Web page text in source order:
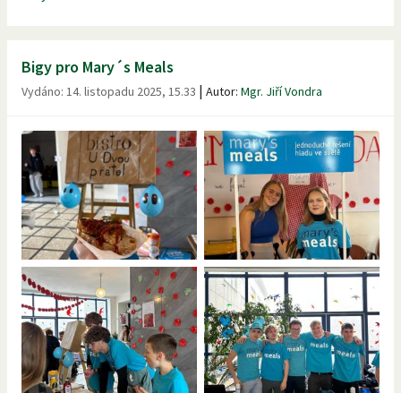
Bigy pro Mary´s Meals
Vydáno: 14. listopadu 2025, 15.33 | Autor: Mgr. Jiří Vondra